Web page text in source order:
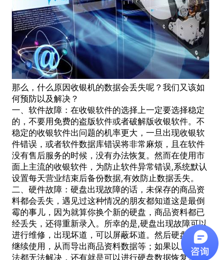
那么，什么原因收银机的数据会丢失呢？我们又该如
何预防以及解决？
一、软件故障：在收银软件的选择上一定要选择稳定
的，不要用免费的盗版软件或者破解版收银软件。不
稳定的收银软件出问题的机率更大，一旦出现收银软
件错误，或者软件数据库错误将非常麻烦，且在软件
没有售后服务的时候，没有办法恢复。然而在使用市
面上主流的收银软件，为防止软件异常错误,系统默认
设置每天营业结束后备份数据,有效防止数据丢失。
二、硬件故障：硬盘出现故障的话，未保存的商品资
料都会丢失，遇见过这种情况的朋友都知道这是最倒
霉的事儿，因为就算你换个新的硬盘，商品资料都已
经丢失，还得重新录入。所幸的是,硬盘出现故障可以
进行维修，出现坏道，可以屏蔽坏道。然后硬盘可以
继续使用，从而导出商品资料数据等；如果以上的办
法都无法解决，还有就是可以进行硬盘数据恢复。